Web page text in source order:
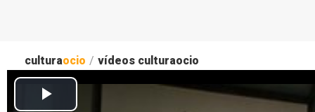
culturaocio / vídeos culturaocio